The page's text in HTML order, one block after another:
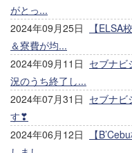
がとっ...
2024年09月25日
【ELSA
＆寮費が均...
2024年09月11日 セブナビ
況のうち終了し...
2024年07月31日 セブナビ
す❣
2024年06月12日
【